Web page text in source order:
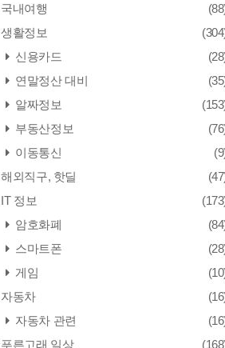
국내여행
생활정보
신용카드
연말정산 대비
알짜정보
부동산정보
이동통신
해외직구, 핫딜
IT 정보
암호화폐
스마트폰
게임
자동차
자동차 관련
푸른고래 일상